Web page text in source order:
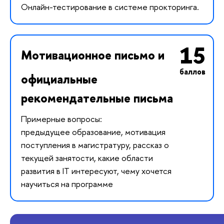
Онлайн-тестирование в системе прокторинга.
15
баллов
Мотивационное письмо и
официальные
рекомендательные письма
Примерные вопросы:
предыдущее образование, мотивация
поступления в магистратуру, рассказ о
текущей занятости, какие области
развития в IT интересуют, чему хочется
научиться на программе